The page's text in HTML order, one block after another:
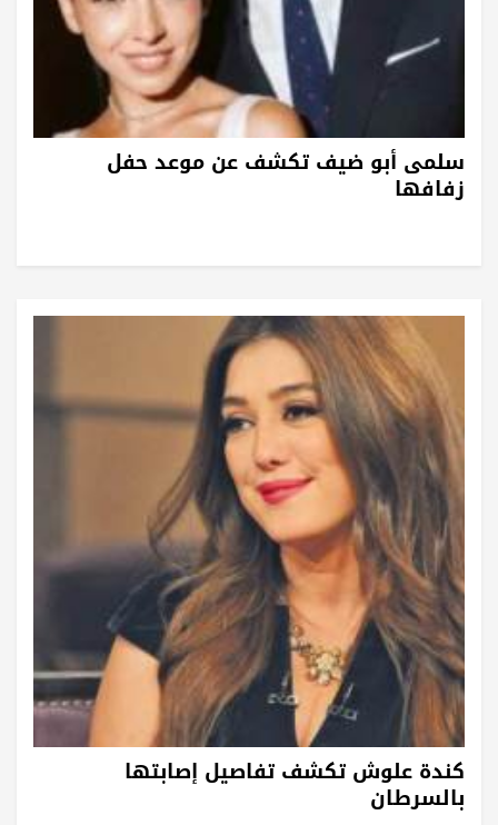
سلمى أبو ضيف تكشف عن موعد حفل
زفافها
كندة علوش تكشف تفاصيل إصابتها
بالسرطان